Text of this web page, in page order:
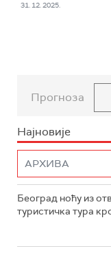
31. 12. 2025.
Прогноза
Најновије
Београд ноћу из
туристичка тура